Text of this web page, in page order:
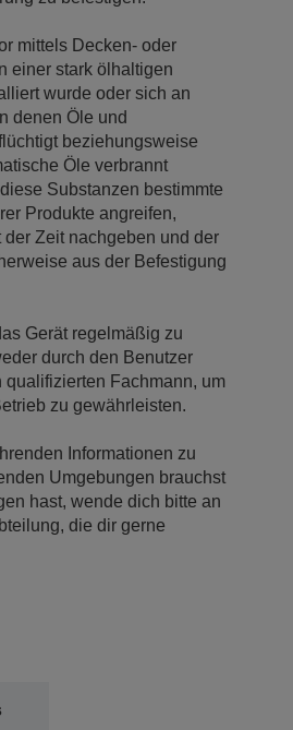
mittels Decken- oder
einer stark ölhaltigen
wurde oder sich an
denen Öle und
beziehungsweise
Öle verbrannt
Substanzen bestimmte
Produkte angreifen,
Zeit nachgeben und der
aus der Befestigung
Gerät regelmäßig zu
durch den Benutzer
qualifizierten Fachmann, um
zu gewährleisten.
Informationen zu
Umgebungen brauchst
hast, wende dich bitte an
die dir gerne